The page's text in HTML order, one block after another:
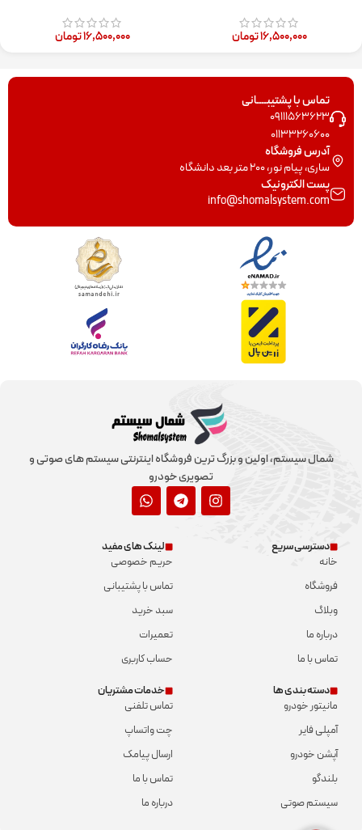
۱۶,۵۰۰,۰۰۰تومان ۱۶,۵۰۰,۰۰۰تومان
تماس با پشتیبــــانی
09111563623
01133260600
آدرس فروشگاه
ساری، پیام نور، 200 متر بعد دانشگاه
پست الکترونیک
info@shomalsystem.com
شمال سیستم، اولین و بزرگ ترین فروشگاه اینترنتی سیستم های صوتی و
تصویری خودرو
دسترسی سریع
خانه
فروشگاه
وبلاگ
درباره ما
تماس با ما
لینک های مفید
حریم خصوصی
تماس با پشتیبانی
سبد خرید
تعمیرات
حساب کاربری
دسته بندی ها
مانیتور خودرو
آمپلی فایر
آپشن خودرو
بلندگو
سیستم صوتی
خدمات مشتریان
تماس تلفنی
چت واتساپ
ارسال پیامک
تماس با ما
درباره ما